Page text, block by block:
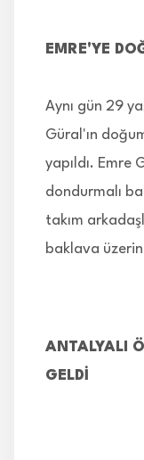
EMRE'YE
Aynı gün 29
Güral'ın
yapıldı. Emre
dondurmalı
takım
baklava
ANTALYALI
GELDİ